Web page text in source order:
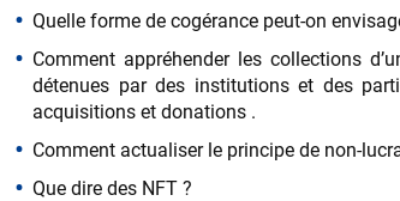
Quelle forme de cogérance peut-on
Comment appréhender les collections
détenues par des institutions et des
acquisitions et donations .
Comment actualiser le principe de non-
Que dire des NFT ?